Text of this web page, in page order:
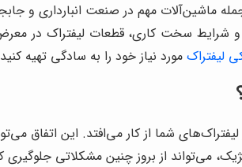
ماشین‌آلات مهم در صنعت انبارداری و
و شرایط سخت کاری، قطعات لیفتراک در
لیفتراکمورد نیاز خود را به سادگی تهیه
شما از کار می‌افتد. این
می‌تواند از بروز چنین مشکلاتی